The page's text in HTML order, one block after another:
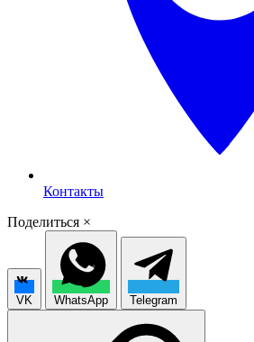
Контакты
Поделиться ×
VK WhatsApp Telegram